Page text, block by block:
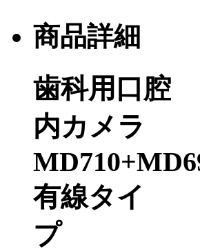
商品詳細
歯科用口腔
内カメラ
有線タイ
プ